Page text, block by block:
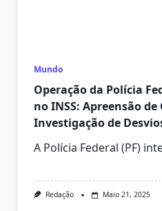
Mundo
Operação da Polícia
no INSS: Apreensão de
Investigação de
A Polícia Federal (PF)
Redação Maio 21, 2025